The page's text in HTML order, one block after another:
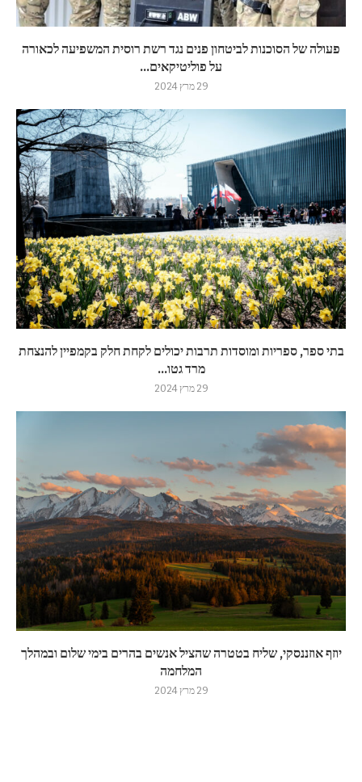
פעולה של הסוכנות לביטחון פנים נגד רשת רוסית המשפיעה לכאורה
על פוליטיקאים...
29 מרץ 2024
בתי ספר, ספריות ומוסדות תרבות יכולים לקחת חלק בקמפיין להנצחת
מרד גטו...
29 מרץ 2024
יוזף אוזננסקי, שליח בטטרה שהציל אנשים בהרים בימי שלום ובמהלך
המלחמה
29 מרץ 2024